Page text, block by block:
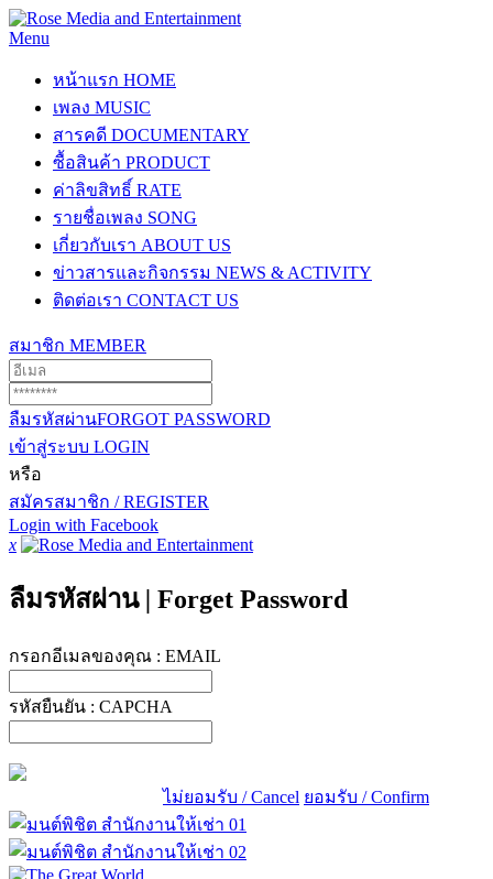
Menu
หน้าแรก HOME
เพลง MUSIC
สารคดี DOCUMENTARY
ซื้อสินค้า PRODUCT
ค่าลิขสิทธิ์ RATE
รายชื่อเพลง SONG
เกี่ยวกับเรา ABOUT US
ข่าวสารและกิจกรรม NEWS & ACTIVITY
ติดต่อเรา CONTACT US
สมาชิก MEMBER
ลืมรหัสผ่านFORGOT PASSWORD
เข้าสู่ระบบ LOGIN
หรือ
สมัครสมาชิก / REGISTER
Login with Facebook
x
ลืมรหัสผ่าน | Forget Password
กรอกอีเมลของคุณ : EMAIL
รหัสยืนยัน : CAPCHA
ไม่ยอมรับ / Cancel ยอมรับ / Confirm